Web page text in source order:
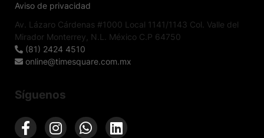
Aviso de privacidad
Av. Lázaro Cárdenas #1000 Local 1141/1143 Col. Valle del
Mirador Monterrey, N.L. México C.P 64750
(81) 2424 4510
online@timesquare.com.mx
Síguenos